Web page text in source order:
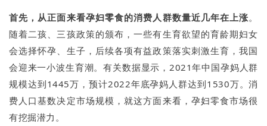
首先，从正面来看孕妇零食的消费人群数量近几年在上涨。
随着二孩、三孩政策的颁布，一些有生育欲望的育龄期妇女
会选择怀孕、生子，后续各项有益政策落实刺激生育，我国
会迎来一小波生育潮。有关数据显示，2021年中国孕妈人群
规模达到1445万，预计2022年底孕妈人群达到1530万。消
费人口基数决定市场规模，就这方面来看，孕妇零食市场很
有挖掘潜力。